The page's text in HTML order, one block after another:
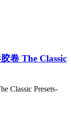
卷 The Classic
Classic Presets-